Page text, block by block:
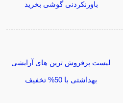
باورنکردنی گوشی بخرید
لیست پرفروش ترین های آرایشی
بهداشتی با 50% تخفیف